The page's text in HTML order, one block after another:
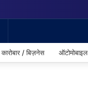
कारोबार / बिज़नेस ऑटोमोबाइल